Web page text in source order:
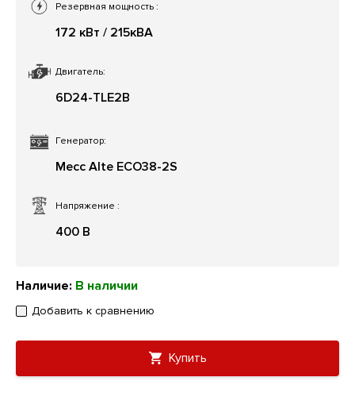
Двигатель:
6D24-TLE2B
Напряжение :
400 В
Резервная мощность :
172 кВт / 215кВА
Генератор:
Mecc Alte ECO38-2S
Наличие: В наличии
Добавить к сравнению
Купить